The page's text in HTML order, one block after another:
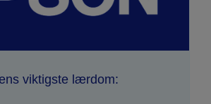
viktigste lærdom: